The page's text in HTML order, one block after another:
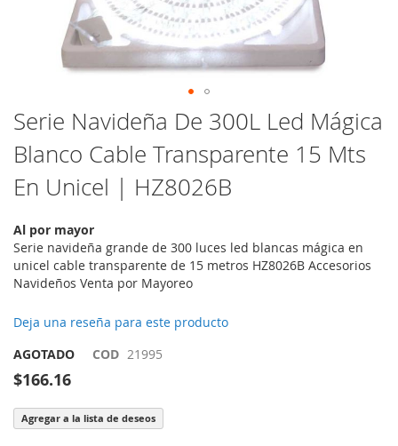
Saltar
al
comienzo
de
la
imágenes
Serie Navideña De 300L Led Mágica
Blanco Cable Transparente 15 Mts
En Unicel | HZ8026B
Al por mayor
Serie navideña grande de 300 luces led blancas mágica en
unicel cable transparente de 15 metros HZ8026B Accesorios
Navideños Venta por Mayoreo
Deja una reseña para este producto
AGOTADO
COD 21995
$166.16
Agregar a la lista de deseos